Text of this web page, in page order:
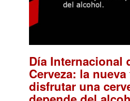
Día Internacional
Cerveza: la
disfrutar una